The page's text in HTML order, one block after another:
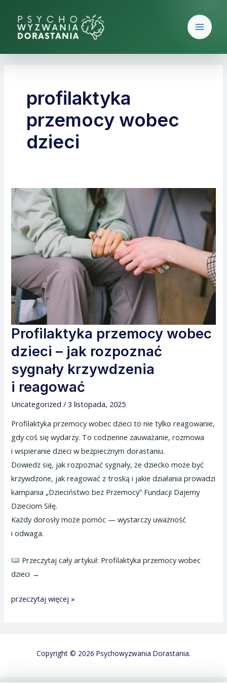
content
profilaktyka
przemocy wobec
dzieci
Profilaktyka przemocy wobec
dzieci – jak rozpoznać
sygnały krzywdzenia
i reagować
Uncategorized /3 listopada, 2025
Profilaktyka przemocy wobec dzieci to nie tylko reagowanie,
gdy coś się wydarzy. To codzienne zauważanie, rozmowa
i wspieranie dzieci w bezpiecznym dorastaniu.
Dowiedz się, jak rozpoznać sygnały, że dziecko może być
krzywdzone, jak reagować z troską i jakie działania prowadzi
kampania „Dzieciństwo bez Przemocy” Fundacji Dajemy
Dzieciom Siłę.
Każdy dorosły może pomóc — wystarczy uważność
i odwaga.
Przeczytaj cały artykuł: Profilaktyka przemocy wobec
dzieci →
przemocy
wobec
dzieci
jak
rozpoznać
sygnały
krzywdzenia
i reagować
przeczytaj więcej »
Copyright © 2026 Psychowyzwania Dorastania.